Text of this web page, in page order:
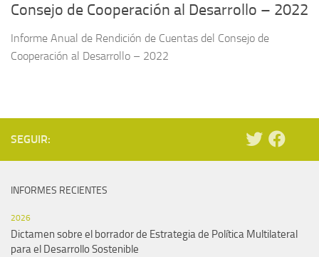
Consejo de Cooperación al Desarrollo – 2022
Informe Anual de Rendición de Cuentas del Consejo de
Cooperación al Desarrollo – 2022
SEGUIR:
INFORMES RECIENTES
2026
Dictamen sobre el borrador de Estrategia de Política Multilateral
para el Desarrollo Sostenible